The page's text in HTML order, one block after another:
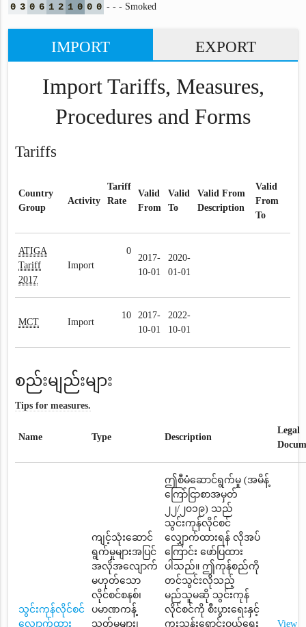
0 3 0 6 1 2 1 0 0 0 - - - Smoked
IMPORT EXPORT
Import Tariffs, Measures,
Procedures and Forms
Tariffs
Country
Group
Activity
Tariff
Rate
Valid
From
Valid
To
Valid From
Description
Valid
From
To
ATIGA
Tariff
2017
Import
0
2017-
10-01
2020-
01-01
MCT Import
10
2017-
10-01
2022-
10-01
စည်းမျည်းများ
Tips for measures.
Name Type Description
Legal
သွင်းကုန်လိုင်စင်
လျှောက်ထား
ကျင့်သုံးဆောင်
ရွက်မှုများအပြင်
အလိုအလျောက်
မဟုတ်သော
လိုင်စင်စနစ်၊
ပမာဏကန့်
သတ်မှုများ၊
ဤစီမံဆောင်ရွက်မှု (အမိန့်
ကြော်ငြာစာအမှတ်
၂၂/၂၀၁၉) သည်
သွင်းကုန်လိုင်စင်
လျှောက်ထားရန် လိုအပ်
ကြောင်း ဖော်ပြထား
ပါသည်။ ဤကုန်စည်ကို
တင်သွင်းလိုသည့်
မည်သူမဆို သွင်းကုန်
လိုင်စင်ကို စီးပွားရေးနှင့်
ကူးသန်းရောင်းဝယ်ရေး
View